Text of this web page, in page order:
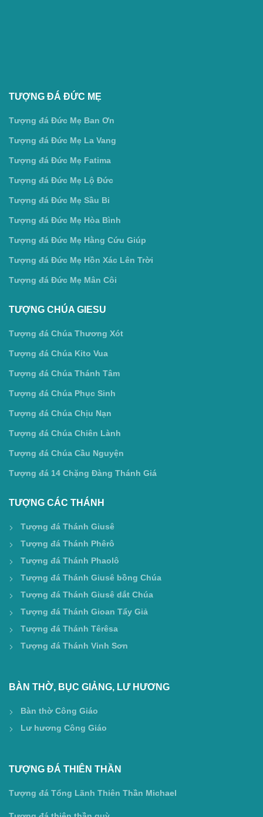
TƯỢNG ĐÁ ĐỨC MẸ
Tượng đá Đức Mẹ Ban Ơn
Tượng đá Đức Mẹ La Vang
Tượng đá Đức Mẹ Fatima
Tượng đá Đức Mẹ Lộ Đức
Tượng đá Đức Mẹ Sầu Bi
Tượng đá Đức Mẹ Hòa Bình
Tượng đá Đức Mẹ Hằng Cứu Giúp
Tượng đá Đức Mẹ Hồn Xác Lên Trời
Tượng đá Đức Mẹ Mân Côi
TƯỢNG CHÚA GIESU
Tượng đá Chúa Thương Xót
Tượng đá Chúa Kito Vua
Tượng đá Chúa Thánh Tâm
Tượng đá Chúa Phục Sinh
Tượng đá Chúa Chịu Nạn
Tượng đá Chúa Chiên Lành
Tượng đá Chúa Cầu Nguyện
Tượng đá 14 Chặng Đàng Thánh Giá
TƯỢNG CÁC THÁNH
Tượng đá Thánh Giusê
Tượng đá Thánh Phêrô
Tượng đá Thánh Phaolô
Tượng đá Thánh Giusê bồng Chúa
Tượng đá Thánh Giusê dắt Chúa
Tượng đá Thánh Gioan Tẩy Giả
Tượng đá Thánh Têrêsa
Tượng đá Thánh Vinh Sơn
BÀN THỜ, BỤC GIẢNG, LƯ HƯƠNG
Bàn thờ Công Giáo
Lư hương Công Giáo
TƯỢNG ĐÁ THIÊN THẦN
Tượng đá Tổng Lãnh Thiên Thần Michael